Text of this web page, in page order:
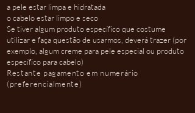
a pele estar limpa e hidratada
o cabelo estar limpo e seco
Se tiver algum produto específico que costume
utilizar e faça questão de usarmos, deverá trazer (por
exemplo, algum creme para pele especial ou produto
específico para cabelo)
Restante pagamento em numerário
(preferencialmente)